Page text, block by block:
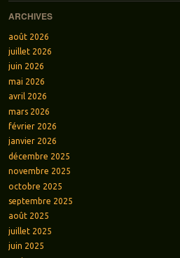
ARCHIVES
août 2026
juillet 2026
juin 2026
mai 2026
avril 2026
mars 2026
février 2026
janvier 2026
décembre 2025
novembre 2025
octobre 2025
septembre 2025
août 2025
juillet 2025
juin 2025